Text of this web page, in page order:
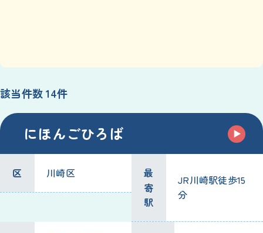
該当件数 14件
にほんごひろば
区 川崎区
最
寄
駅
JR川崎駅徒歩15
分